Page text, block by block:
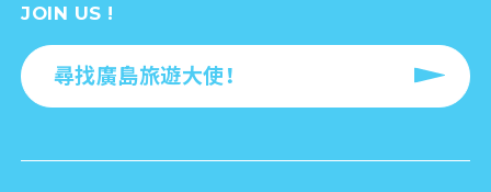
JOIN US !
尋找廣島旅遊大使！